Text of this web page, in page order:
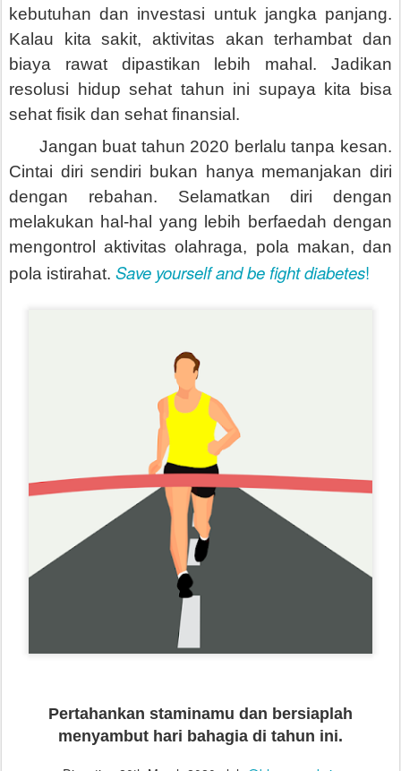
kebutuhan dan investasi untuk jangka panjang.
Kalau kita sakit, aktivitas akan terhambat dan
biaya rawat dipastikan lebih mahal. Jadikan
resolusi hidup sehat tahun ini supaya kita bisa
sehat fisik dan sehat finansial.
Jangan buat tahun 2020 berlalu tanpa kesan.
Cintai diri sendiri bukan hanya memanjakan diri
dengan rebahan. Selamatkan diri dengan
melakukan hal-hal yang lebih berfaedah dengan
mengontrol aktivitas olahraga, pola makan, dan
pola istirahat. Save yourself and be fight diabetes!
Pertahankan staminamu dan bersiaplah
menyambut hari bahagia di tahun ini.